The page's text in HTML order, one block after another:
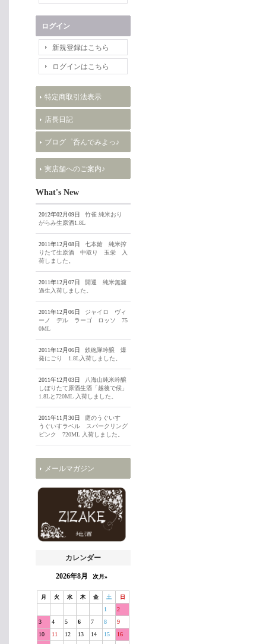
ログイン
新規登録はこちら
ログインはこちら
特定商取引法表示
店長日記
ブログ゜呑んでみよっ♪
実店舗へのご案内♪
What's New
2012年02月09日
竹雀 純米おり
がらみ生原酒1.8L
2011年12月08日
七本鎗 純米搾
りたて生原酒 中取り 玉栄 入
荷しました。
2011年12月07日
開運 純米無濾
過生入荷しました。
2011年12月06日
ジャイロ ヴィ
ーノ デル ラーゴ ロッソ 75
0ML
2011年12月06日
鉄砲隊吟醸 爆
発にごり 1.8L入荷しました。
2011年12月03日
八海山純米吟醸
しぼりたて原酒生酒「越後で候」
1.8Lと720ML 入荷しました。
2011年11月30日
庭のうぐいす
うぐいすラベル スパークリング
ピンク 720ML 入荷しました。
メールマガジン
カレンダー
2026年8月 次月»
月 火 水 木 金 土 日
1
2
3
4 5 6 7 8
9
10
11 12 13 14 15
16